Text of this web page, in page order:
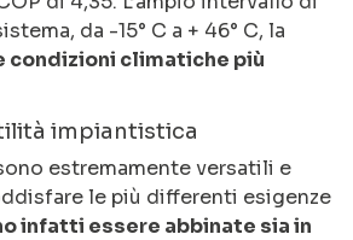
da -15° C a + 46° C, la
condizioni climatiche più
impiantistica
estremamente versatili e
le più differenti esigenze
infatti essere abbinate sia in